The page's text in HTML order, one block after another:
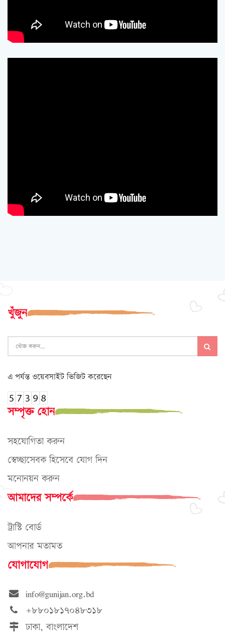
খুঁজুন
এ পর্যন্ত ওয়েবসাইট ভিজিট করেছেন
সম্পৃক্ত হোন
সহযোগিতা করুন
স্বেচ্ছাসেবক হিসেবে যোগ দিন
মনোনয়ন করুন
আমাদের সম্পর্কে
ট্রাস্টি বোর্ড
আপনার মতামত
যোগাযোগ
info@gunijan.org.bd
+৮৮০১৮১৭০৪৮৩১৮
ঢাকা, বাংলাদেশ